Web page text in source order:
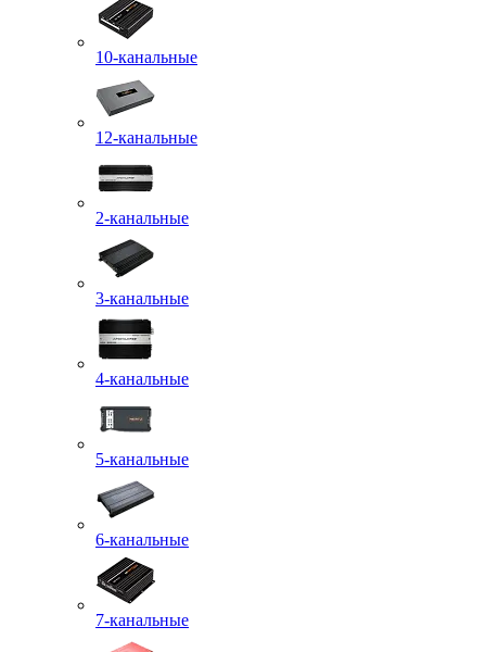
10-канальные
12-канальные
2-канальные
3-канальные
4-канальные
5-канальные
6-канальные
7-канальные